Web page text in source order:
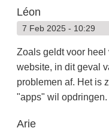
Léon
7 Feb 2025 - 10:29
Zoals geldt voor
website, in dit geval
problemen af. Het is
"apps" wil
Arie